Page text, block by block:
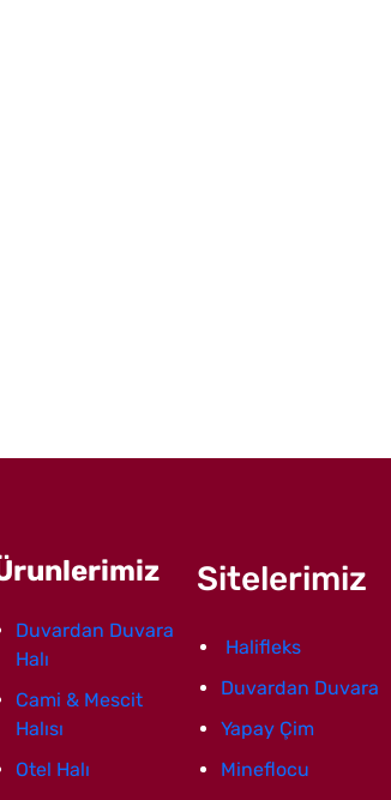
Duvardan Duvara
Halı
Cami & Mescit
Halısı
Otel Halı
Sitelerimiz
Halifleks
Duvardan Duvara
Yapay Çim
Mineflocu